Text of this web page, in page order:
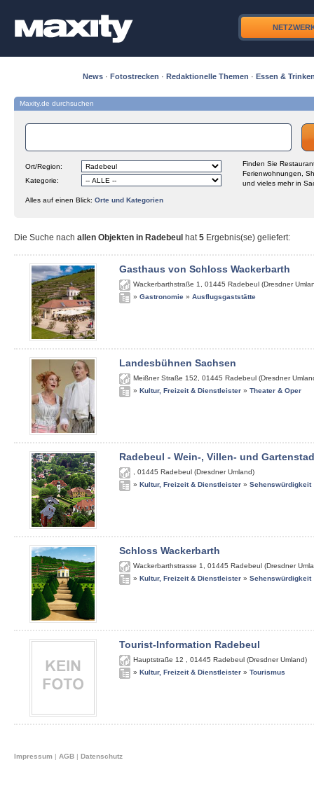
News · Fotostrecken · Redaktionelle Themen · Essen &
Maxity.de durchsuchen
Ort/Region:
Kategorie:
Finden Sie
Ferienwohnungen,
und vieles mehr in
Alles auf einen Blick: Orte und Kategorien
Die Suche nach allen Objekten in Radebeul hat5 Ergebnis(se) geliefert:
Gasthaus von Schloss Wackerbarth
Wackerbarthstraße 1 01445 Radebeul (Dresdner
» Gastronomie » Ausflugsgaststätte
Landesbühnen Sachsen
Meißner Straße 152 01445 Radebeul (Dresdner
» Kultur, Freizeit & Dienstleister » Theater & Oper
Radebeul - Wein-, Villen- und
01445 Radebeul (Dresdner Umland)
» Kultur, Freizeit & Dienstleister » Sehenswürdigkeit
Schloss Wackerbarth
Wackerbarthstrasse 1 01445 Radebeul (Dresdner
» Kultur, Freizeit & Dienstleister » Sehenswürdigkeit
Tourist-Information Radebeul
Hauptstraße 12 01445 Radebeul (Dresdner Umland)
» Kultur, Freizeit & Dienstleister » Tourismus
Impressum | AGB | Datenschutz